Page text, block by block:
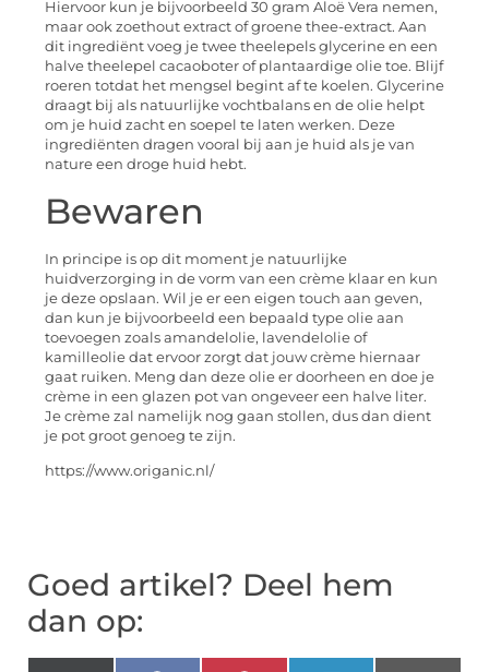
Hiervoor kun je bijvoorbeeld 30 gram Aloë Vera nemen,
maar ook zoethout extract of groene thee-extract. Aan
dit ingrediënt voeg je twee theelepels glycerine en een
halve theelepel cacaoboter of plantaardige olie toe. Blijf
roeren totdat het mengsel begint af te koelen. Glycerine
draagt bij als natuurlijke vochtbalans en de olie helpt
om je huid zacht en soepel te laten werken. Deze
ingrediënten dragen vooral bij aan je huid als je van
nature een droge huid hebt.
Bewaren
In principe is op dit moment je natuurlijke
huidverzorging in de vorm van een crème klaar en kun
je deze opslaan. Wil je er een eigen touch aan geven,
dan kun je bijvoorbeeld een bepaald type olie aan
toevoegen zoals amandelolie, lavendelolie of
kamilleolie dat ervoor zorgt dat jouw crème hiernaar
gaat ruiken. Meng dan deze olie er doorheen en doe je
crème in een glazen pot van ongeveer een halve liter.
Je crème zal namelijk nog gaan stollen, dus dan dient
je pot groot genoeg te zijn.
https://www.origanic.nl/
Goed artikel? Deel hem
dan op: